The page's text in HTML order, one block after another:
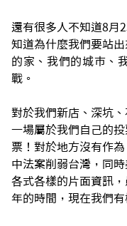
還有很多人不知道8月
知道為什麼我們要站
的家、我們的城市、
戰。
對於我們新店、深坑
一場屬於我們自己的
票！對於地方沒有作
中法案削弱台灣，同
各式各樣的片面資訊
年的時間，現在我們有